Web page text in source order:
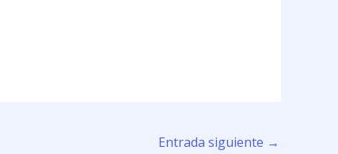
Entrada siguiente →